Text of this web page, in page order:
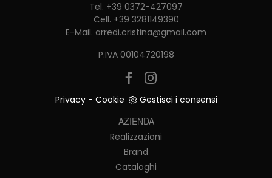
Tel. +39 0372-427097
Cell. +39 3281149390
E-Mail. arredi.cristina@gmail.com
P.IVA 00104720198
Privacy- Cookie
Gestisci i consensi
AZIENDA
Realizzazioni
Brand
Cataloghi